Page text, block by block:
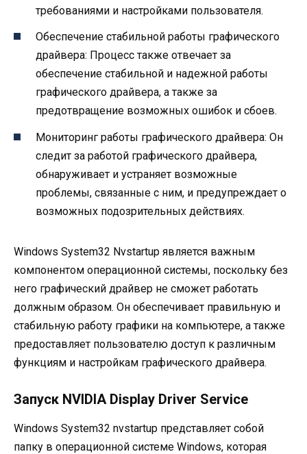
требованиями и настройками пользователя.
Обеспечение стабильной работы графического
драйвера: Процесс также отвечает за
обеспечение стабильной и надежной работы
графического драйвера, а также за
предотвращение возможных ошибок и сбоев.
Мониторинг работы графического драйвера: Он
следит за работой графического драйвера,
обнаруживает и устраняет возможные
проблемы, связанные с ним, и предупреждает о
возможных подозрительных действиях.
Windows System32 Nvstartup является важным
компонентом операционной системы, поскольку без
него графический драйвер не сможет работать
должным образом. Он обеспечивает правильную и
стабильную работу графики на компьютере, а также
предоставляет пользователю доступ к различным
функциям и настройкам графического драйвера.
Запуск NVIDIA Display Driver Service
Windows System32 nvstartup представляет собой
папку в операционной системе Windows, которая